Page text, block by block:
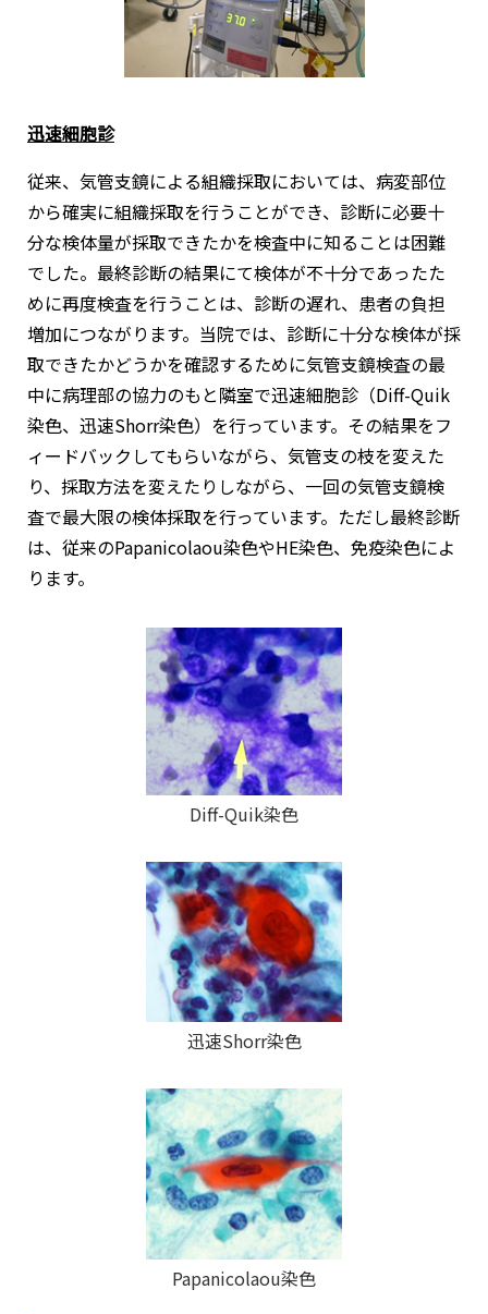
迅速細胞診
従来、気管支鏡による組織採取においては、病変部位
から確実に組織採取を行うことができ、診断に必要十
分な検体量が採取できたかを検査中に知ることは困難
でした。最終診断の結果にて検体が不十分であったた
めに再度検査を行うことは、診断の遅れ、患者の負担
増加につながります。当院では、診断に十分な検体が採
取できたかどうかを確認するために気管支鏡検査の最
中に病理部の協力のもと隣室で迅速細胞診（Diff-Quik
染色、迅速Shorr染色）を行っています。その結果をフ
ィードバックしてもらいながら、気管支の枝を変えた
り、採取方法を変えたりしながら、一回の気管支鏡検
査で最大限の検体採取を行っています。ただし最終診断
は、従来のPapanicolaou染色やHE染色、免疫染色によ
ります。
Diff-Quik染色
迅速Shorr染色
Papanicolaou染色